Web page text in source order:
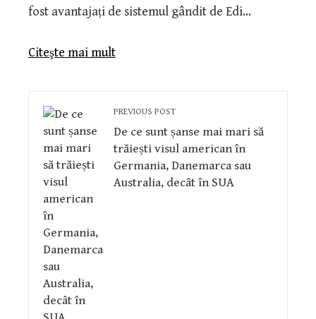
fost avantajați de sistemul gândit de Edi…
Citeşte mai mult
PREVIOUS POST
De ce sunt șanse mai mari să
trăiești visul american în
Germania, Danemarca sau
Australia, decât în SUA